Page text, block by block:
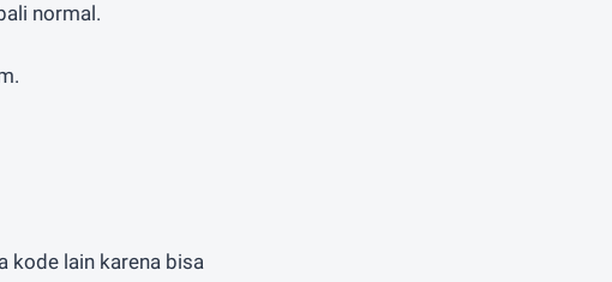
normal.
kode lain karena bisa